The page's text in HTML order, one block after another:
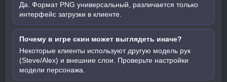
Да. Формат PNG универсальный, различается только
интерфейс загрузки в клиенте.
Почему в игре скин может выглядеть иначе?
Некоторые клиенты используют другую модель рук
(Steve/Alex) и внешние слои. Проверьте настройки
модели персонажа.